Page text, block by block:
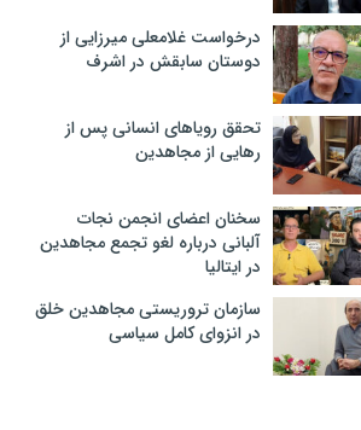
درخواست غلامعلی میرزایی از
دوستان سابقش در اشرف
تحقق رویاهای انسانی پس از
رهایی از مجاهدین
سخنان اعضای انجمن نجات
آلبانی درباره لغو تجمع مجاهدین
در ایتالیا
سازمان تروریستی مجاهدین خلق
در انزوای کامل سیاسی